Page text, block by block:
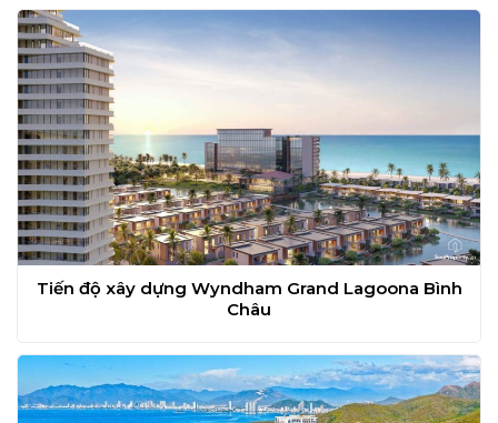
Tiến độ xây dựng Wyndham Grand Lagoona Bình
Châu